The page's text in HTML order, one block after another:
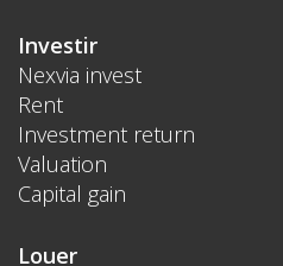
Investir
Nexvia invest
Rent
Investment return
Valuation
Capital gain
Louer